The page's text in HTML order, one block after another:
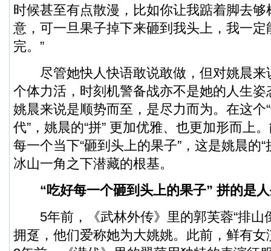
时候甚至有点散漫，比如你让我踮着脚去
意，可一旦果子掉下来砸到我头上，我一
完。”
尽管她快人快语敢说敢做，但对姚晨来
个体力活，时刻机警备战亦不是她的人生姿
姚晨来说是顺势而至，是尽力而为。在这个
代”，姚晨的“拼” 更加优雅、也更加形而上
每一个当下“砸到头上的果子”，这是姚晨的“
冰山一角之下潜藏的根基。
“吃好每一个砸到头上的果子” 拼的是
5年前，《武林外传》里的郭芙蓉“排山
拥趸，他们爱称她为大姚姚。此前，鲜有